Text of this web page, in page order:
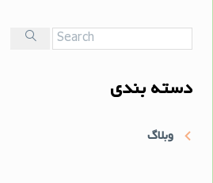
دسته بندی
وبلاگ